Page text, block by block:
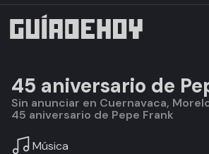
45 aniversario de
Sin anunciar en Cuernavaca,
45 aniversario de Pepe Frank
Música